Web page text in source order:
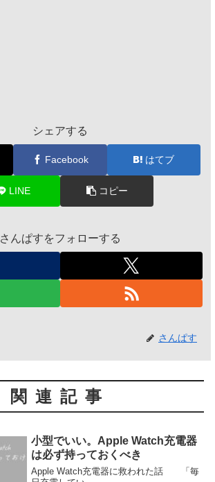
シェアする
Facebook はてブ
LINE コピー
さんぱすをフォローする
さんぱす
関連記事
小型でいい。Apple Watch充電器
は必ず持っておくべき
Apple Watch充電器に救われた話 「毎